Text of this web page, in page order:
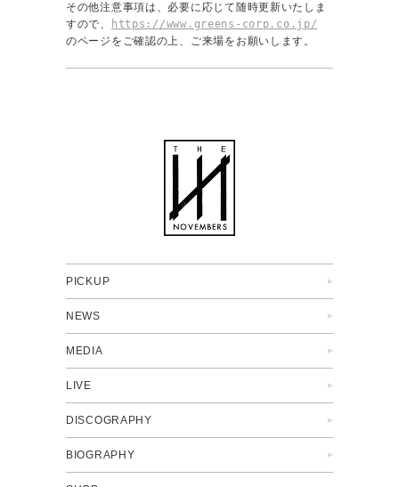
その他注意事項は、必要に応じて随時更新いたしま
すので、
https://www.greens-corp.co.jp/
のページをご確認の上、ご来場をお願いします。
PICKUP
NEWS
MEDIA
LIVE
DISCOGRAPHY
BIOGRAPHY